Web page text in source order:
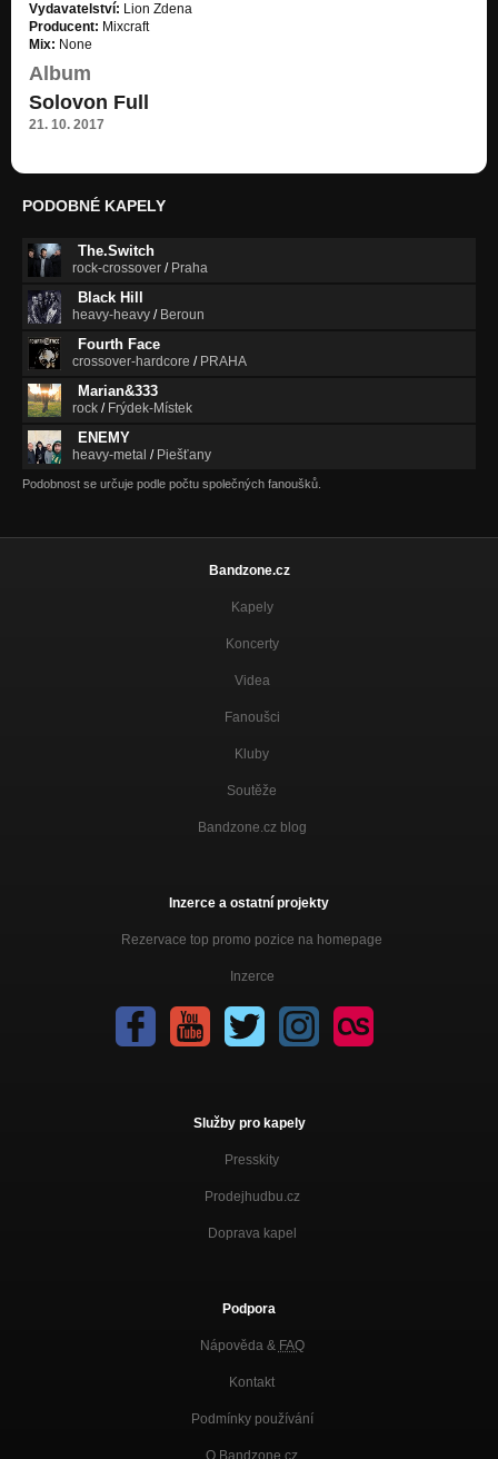
Vydavatelství: Lion Zdena
Producent: Mixcraft
Mix: None
Album
Solovon Full
21. 10. 2017
PODOBNÉ KAPELY
The.Switch
rock-crossover / Praha
Black Hill
heavy-heavy / Beroun
Fourth Face
crossover-hardcore / PRAHA
Marian&333
rock / Frýdek-Místek
ENEMY
heavy-metal / Piešťany
Podobnost se určuje podle počtu společných fanoušků.
Bandzone.cz
Kapely
Koncerty
Videa
Fanoušci
Kluby
Soutěže
Bandzone.cz blog
Inzerce a ostatní projekty
Rezervace top promo pozice na homepage
Inzerce
Služby pro kapely
Presskity
Prodejhudbu.cz
Doprava kapel
Podpora
Nápověda & FAQ
Kontakt
Podmínky používání
O Bandzone.cz